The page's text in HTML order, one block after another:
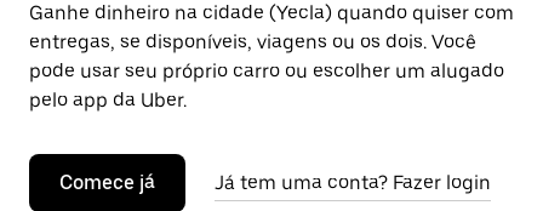
Ganhe dinheiro na cidade (Yecla) quando quiser com
entregas, se disponíveis, viagens ou os dois. Você
pode usar seu próprio carro ou escolher um alugado
pelo app da Uber.
Comece já Já tem uma conta? Fazer login